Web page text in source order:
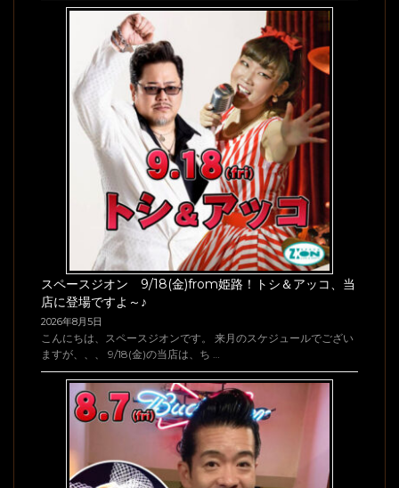
スペースジオン 9/18(金)from姫路！トシ＆アッコ、当
店に登場ですよ～♪
2026年8月5日
こんにちは、スペースジオンです。 来月のスケジュールでござい
ますが、、、 9/18(金)の当店は、ち …